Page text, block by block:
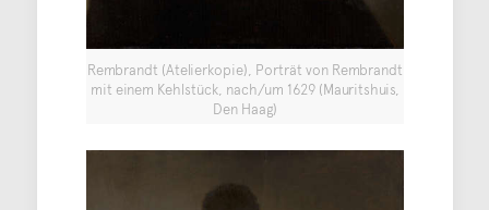
Rembrandt (Atelierkopie), Porträt von Rembrandt
mit einem Kehlstück, nach/um 1629 (Mauritshuis,
Den Haag)